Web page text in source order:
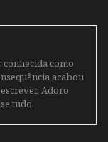
conhecida como
acabou
Adoro
tudo.